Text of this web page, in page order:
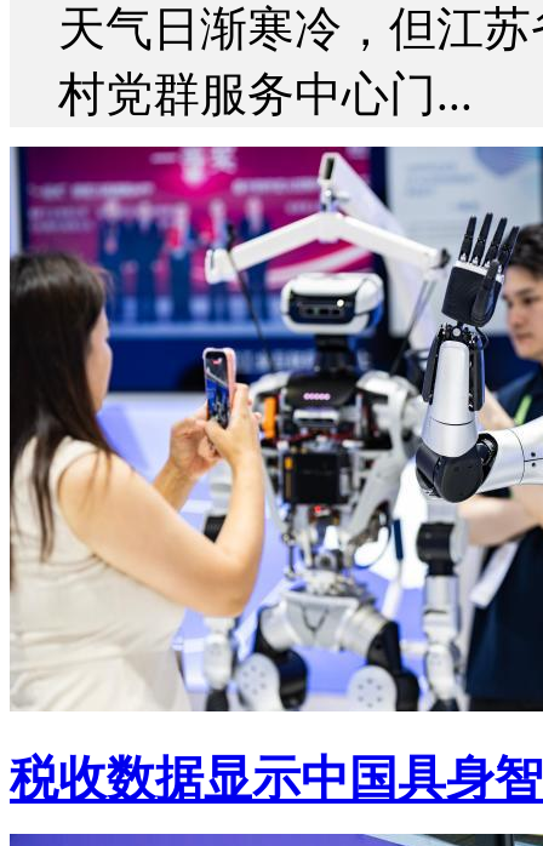
天气日渐寒冷，但江
村党群服务中心门...
税收数据显示中国具身